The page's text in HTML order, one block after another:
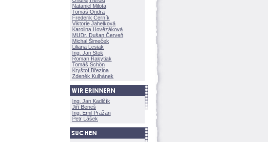
Nataniel Milota
Tomáš Ondra
Frederik Černík
Viktorie Jahelkov
Karolina Hovězákov
MUDr. Dušan Červeň
Michal Šimeček
Liliana Lesiak
Ing. Jan Štok
Roman Rakytiak
Tomáš Schön
Kryštof Březina
Zdeněk Kulhánek
Ing. Jan Kadlčík
Jiří Bene
Ing. Emil Pražan
Petr Lášek